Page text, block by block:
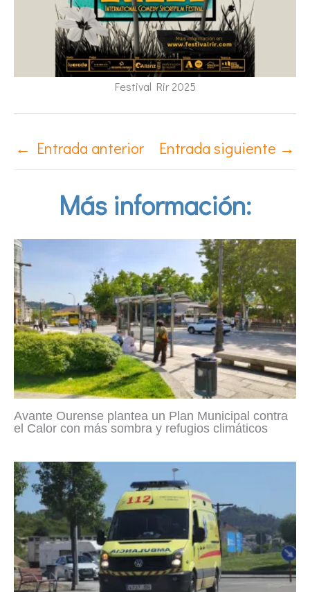
Festival Rir 2025
← Entrada anterior Entrada siguiente →
Más información:
Avante Ourense plantea un Plan Municipal contra
el Calor con más sombra y refugios climáticos